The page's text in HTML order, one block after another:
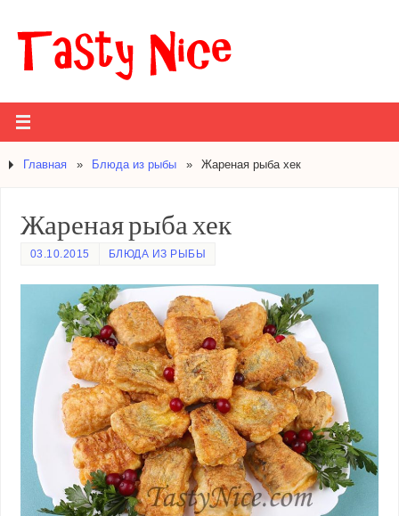
Главная » Блюда из рыбы » Жареная рыба хек
Жареная рыба хек
03.10.2015 БЛЮДА ИЗ РЫБЫ